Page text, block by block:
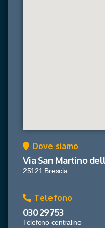
Dove siamo
Via San Martino
25121 Brescia
Telefono
030 29753
Telefono centralino